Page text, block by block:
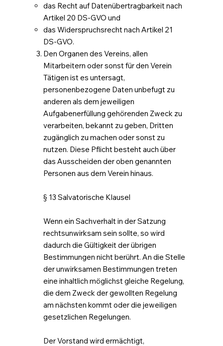
das Recht auf Datenübertragbarkeit nach
Artikel 20 DS-GVO und
das Widerspruchsrecht nach Artikel 21
DS-GVO.
Den Organen des Vereins, allen
Mitarbeitern oder sonst für den Verein
Tätigen ist es untersagt,
personenbezogene Daten unbefugt zu
anderen als dem jeweiligen
Aufgabenerfüllung gehörenden Zweck zu
verarbeiten, bekannt zu geben, Dritten
zugänglich zu machen oder sonst zu
nutzen. Diese Pflicht besteht auch über
das Ausscheiden der oben genannten
Personen aus dem Verein hinaus.
§ 13 Salvatorische Klausel
Wenn ein Sachverhalt in der Satzung
rechtsunwirksam sein sollte, so wird
dadurch die Gültigkeit der übrigen
Bestimmungen nicht berührt. An die Stelle
der unwirksamen Bestimmungen treten
eine inhaltlich möglichst gleiche Regelung,
die dem Zweck der gewollten Regelung
am nächsten kommt oder die jeweiligen
gesetzlichen Regelungen.
Der Vorstand wird ermächtigt,